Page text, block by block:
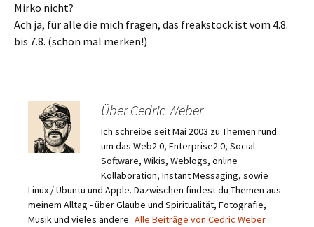
Mirko nicht?
Ach ja, für alle die mich fragen, das freakstock ist vom 4.8.
bis 7.8. (schon mal merken!)
Über Cedric Weber
Ich schreibe seit Mai 2003 zu Themen rund
um das Web2.0, Enterprise2.0, Social
Software, Wikis, Weblogs, online
Kollaboration, Instant Messaging, sowie
Linux / Ubuntu und Apple. Dazwischen findest du Themen aus
meinem Alltag - über Glaube und Spiritualität, Fotografie,
Musik und vieles andere. Alle Beiträge von Cedric Weber